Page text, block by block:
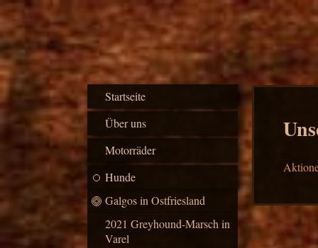
Startseite
Über uns
Motorräder
Hunde
Galgos in Ostfriesland
2021 Greyhound-Marsch in
Varel